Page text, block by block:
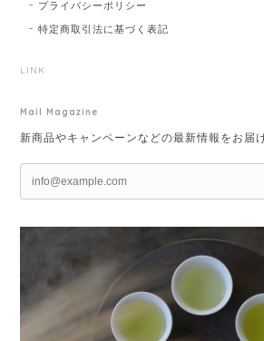
プライバシーポリシー
特定商取引法に基づく表記
LINK
Mail Magazine
新商品やキャンペーンなどの最新情報をお届